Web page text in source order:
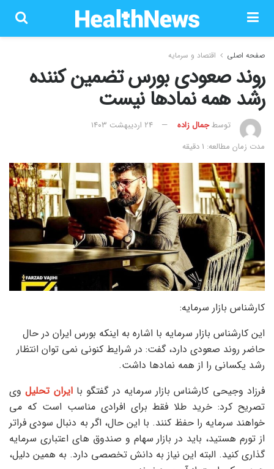
صفحه اصلی اقتصاد و سرمایه
روند صعودی بورس تضمین کننده
رشد همه نماد‌ها نیست
توسطجمال زاده
۲۴ اردیبهشت ۱۴۰۳
مدت زمان مطالعه: 1 دقیقه
کارشناس بازار سرمایه:
این کارشناس بازار سرمایه با اشاره به اینکه بورس ایران در حال
حاضر روند صعودی دارد، گفت: در شرایط کنونی نمی توان انتظار
رشد یکسانی را از همه نمادها داشت.
فرزاد وجیحی کارشناس بازار سرمایه در گفتگو باایران تحلیلوی
تصریح کرد: خرید طلا فقط برای افرادی مناسب است که می
خواهند سرمایه را حفظ کنند. با این حال، اگر به دنبال سودی فراتر
از تورم هستید، باید در بازار سهام و صندوق های اعتباری سرمایه
گذاری کنید. البته این نیاز به دانش تخصصی دارد. به همین دلیل،